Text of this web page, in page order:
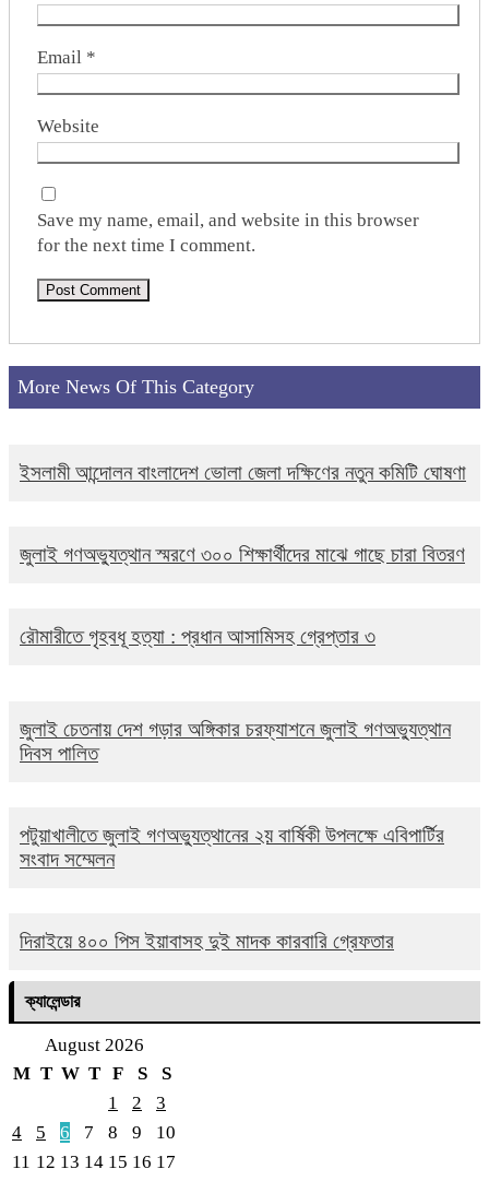
Email *
Website
Save my name, email, and website in this browser
for the next time I comment.
More News Of This Category
ইসলামী আন্দোলন বাংলাদেশ ভোলা জেলা দক্ষিণের নতুন কমিটি ঘোষণা
জুলাই গণঅভ্যুত্থান স্মরণে ৩০০ শিক্ষার্থীদের মাঝে গাছে চারা বিতরণ
রৌমারীতে গৃহবধূ হত্যা : প্রধান আসামিসহ গ্রেপ্তার ৩
জুলাই চেতনায় দেশ গড়ার অঙ্গিকার চরফ্যাশনে জুলাই গণঅভ্যুত্থান
দিবস পালিত
পটুয়াখালীতে জুলাই গণঅভ্যুত্থানের ২য় বার্ষিকী উপলক্ষে এবিপার্টির
সংবাদ সম্মেলন
দিরাইয়ে ৪০০ পিস ইয়াবাসহ দুই মাদক কারবারি গ্রেফতার
ক্যালেন্ডার
August 2026
M T W T F S
S
1
2
3
4
5 6 7 8 9
10
11 12 13 14 15 16 17